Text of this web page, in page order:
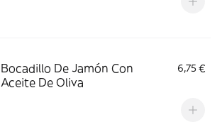
Bocadillo De Jamón Con
Aceite De Oliva
6,75 €